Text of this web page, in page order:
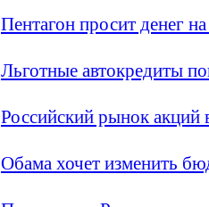
Пентагон просит денег
Льготные автокредиты
Российский рынок акций
Обама хочет изменить